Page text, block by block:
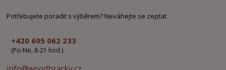
Potřebujete poradit s výběrem? Neváhejte se zeptat
+420 605 062 233
(Po-Ne, 8-21 hod.)